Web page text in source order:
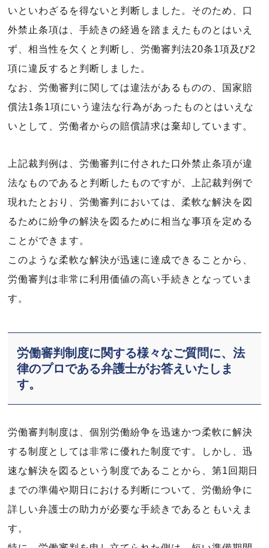
いといわざるを得ないと判断しました。そのため、口
外禁止条項は、手続きの経過を踏まえたものとはいえ
ず、相当性を欠くと判断し、労働審判法20条1項及び2
項に違反すると判断しました。
なお、労働審判に関しては違法があるものの、国家賠
償法1条1項にいう違法な行為があったものとはいえな
いとして、労働者からの賠償請求は棄却しています。
上記裁判例は、労働審判に付された口外禁止条項が違
法なものであると判断したものですが、上記裁判例で
現れたとおり、労働審判においては、柔軟な解決を図
るために紛争の解決を図るために相当な事項を定める
ことができます。
このような柔軟な解決が迅速に達成できることから、
労働審判は非常に利用価値の高い手続きとなっていま
す。
労働審判制度に関する様々なご質問に、法
律のプロである弁護士がお答えいたしま
す。
労働審判制度は、個別労働紛争を迅速かつ柔軟に解決
する制度としては非常に優れた制度です。しかし、迅
速な解決を図るという制度であることから、第1回期日
までの準備や期日における判断について、労働紛争に
詳しい弁護士の助力が必要な手続きであるともいえま
す。